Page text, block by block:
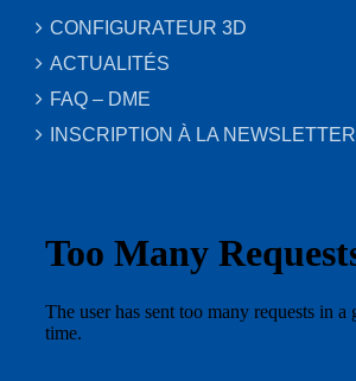
CONFIGURATEUR 3D
ACTUALITÉS
FAQ – DME
INSCRIPTION À LA NEWSLETTER